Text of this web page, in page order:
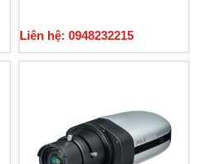
Liên hệ: 0948232215